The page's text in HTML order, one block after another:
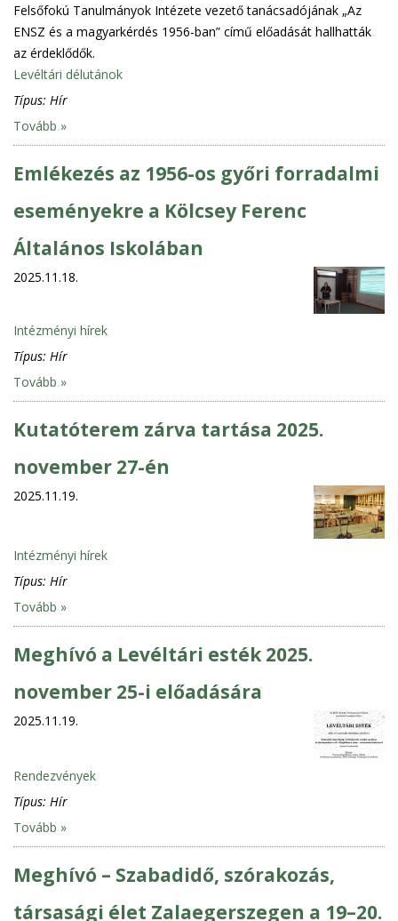
Felsőfokú Tanulmányok Intézete vezető tanácsadójának „Az
ENSZ és a magyarkérdés 1956-ban” című előadását hallhatták
az érdeklődők.
Levéltári délutánok
Típus: Hír
Tovább »
Emlékezés az 1956-os győri forradalmi
eseményekre a Kölcsey Ferenc
Általános Iskolában
2025.11.18.
Intézményi hírek
Típus: Hír
Tovább »
Kutatóterem zárva tartása 2025.
november 27-én
2025.11.19.
Intézményi hírek
Típus: Hír
Tovább »
Meghívó a Levéltári esték 2025.
november 25-i előadására
2025.11.19.
Rendezvények
Típus: Hír
Tovább »
Meghívó – Szabadidő, szórakozás,
társasági élet Zalaegerszegen a 19–20.